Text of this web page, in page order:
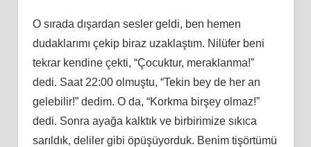
O sırada dışardan sesler geldi, ben hemen
dudaklarımı çekip biraz uzaklaştım. Nilüfer beni
tekrar kendine çekti, “Çocuktur, meraklanma!”
dedi. Saat 22:00 olmuştu, “Tekin bey de her an
gelebilir!” dedim. O da, “Korkma birşey olmaz!”
dedi. Sonra ayağa kalktık ve birbirimize sıkıca
sarıldık, deliler gibi öpüşüyorduk. Benim tişörtümü